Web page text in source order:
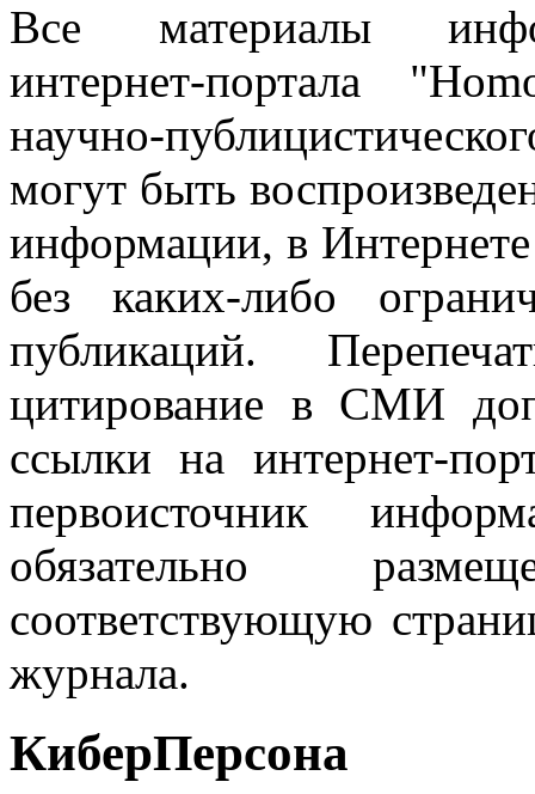
Все материалы
интернет-портала
научно-
могут быть
информации, в
без каких-либо
публикаций.
цитирование в СМИ
ссылки на интернет-
первоисточник
обязательно
соответствующую
журнала.
КиберПерсона